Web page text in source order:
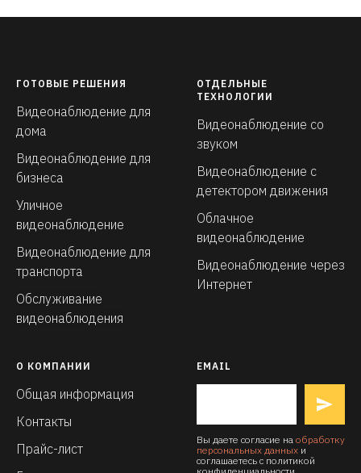
ГОТОВЫЕ РЕШЕНИЯ
Видеонаблюдение для
дома
Видеонаблюдение для
бизнеса
Уличное
видеонаблюдение
Видеонаблюдение для
транспорта
Обслуживание
видеонаблюдения
ОТДЕЛЬНЫЕ
ТЕХНОЛОГИИ
Видеонаблюдение со
звуком
Видеонаблюдение с
детектором движения
Облачное
видеонаблюдение
Видеонаблюдение через
Интернет
О КОМПАНИИ
Общая информация
Контакты
Прайс-лист
EMAIL
Вы даете согласие на обработку
персональных данных и
соглашаетесь с политикой